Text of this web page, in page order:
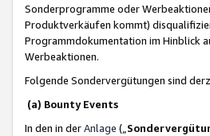
Sonderprogramme oder
Produktverkäufen kommt)
Programmdokumentation im Hinblick
Werbeaktionen.
Folgende Sondervergütungen sind
(a) Bounty Events
In den in derAnlage („